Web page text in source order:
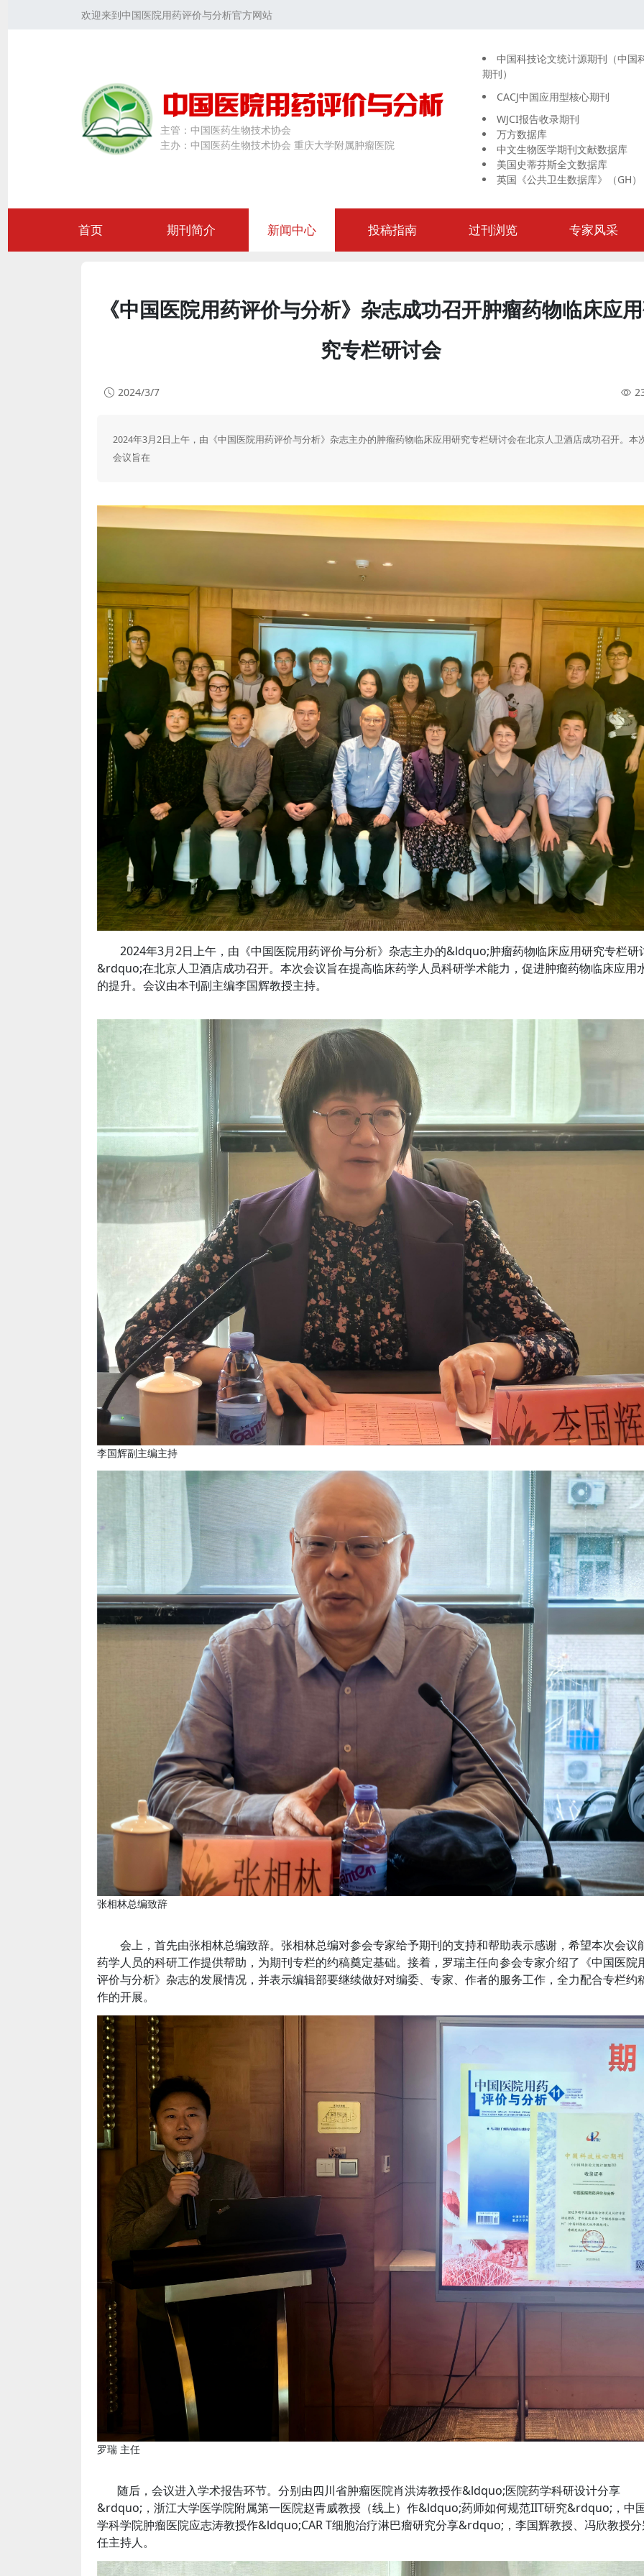
欢迎来到中国医院用药评价与分析官方网站
主管： 中国医药生物技术协会
主办： 中国医药生物技术协会 重庆大学附属肿瘤医院
中国科技论文统计源期刊（中国
期刊）
CACJ中国应用型核心期刊
WJCI报告收录期刊
万方数据库
中文生物医学期刊文献数据库
美国史蒂芬斯全文数据库
英国《公共卫生数据库》（GH）
首页 期刊简介 新闻中心 投稿指南 过刊浏览 专家风采
《中国医院用药评价与分析》杂志成功召开肿瘤药物临床应
究专栏研讨会
2024/3/7
2024年3月2日上午，由《中国医院用药评价与分析》杂志主办的肿瘤药物临床应用研究专栏研讨会在北京人卫酒店成功召开。本
会议旨在
2024年3月2日上午，由《中国医院用药评价与分析》杂志主办的&ldquo;肿瘤药物临床应用研究专栏研
&rdquo;在北京人卫酒店成功召开。本次会议旨在提高临床药学人员科研学术能力，促进肿瘤药物临床应用
的提升。会议由本刊副主编李国辉教授主持。
李国辉副主编主持
张相林总编致辞
会上，首先由张相林总编致辞。张相林总编对参会专家给予期刊的支持和帮助表示感谢，希望本次会议
药学人员的科研工作提供帮助，为期刊专栏的约稿奠定基础。接着，罗瑞主任向参会专家介绍了《中国医院
评价与分析》杂志的发展情况，并表示编辑部要继续做好对编委、专家、作者的服务工作，全力配合专栏约
作的开展。
罗瑞 主任
随后，会议进入学术报告环节。分别由四川省肿瘤医院肖洪涛教授作&ldquo;医院药学科研设计分享
&rdquo;，浙江大学医学院附属第一医院赵青威教授（线上）作&ldquo;药师如何规范IIT研究&rdquo;，中
学科学院肿瘤医院应志涛教授作&ldquo;CAR T细胞治疗淋巴瘤研究分享&rdquo;，李国辉教授、冯欣教授
任主持人。